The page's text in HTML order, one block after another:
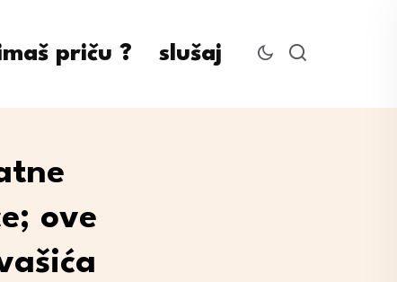
priču ? slušaj
ove